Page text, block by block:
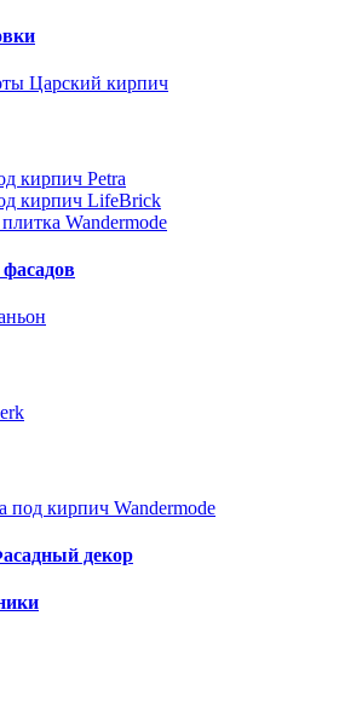
Царский кирпич
кирпич Petra
кирпич LifeBrick
Wandermode
под кирпич Wandermode
декор